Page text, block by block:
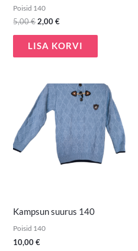
Poisid 140
5,00€2,00€
LISA KORVI
Kampsun suurus 140
Poisid 140
10,00€